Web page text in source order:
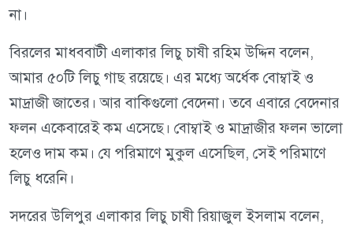
না।
বিরলের মাধববাটী এলাকার লিচু চাষী রহিম উদ্দিন বলেন,
আমার ৫০টি লিচু গাছ রয়েছে। এর মধ্যে অর্ধেক বোম্বাই ও
মাদ্রাজী জাতের। আর বাকিগুলো বেদেনা। তবে এবারে বেদেনার
ফলন একেবারেই কম এসেছে। বোম্বাই ও মাদ্রাজীর ফলন ভালো
হলেও দাম কম। যে পরিমাণে মুকুল এসেছিল, সেই পরিমাণে
লিচু ধরেনি।
সদরের উলিপুর এলাকার লিচু চাষী রিয়াজুল ইসলাম বলেন,